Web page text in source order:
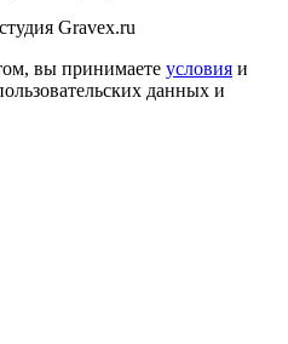
Gravex.ru
вы принимаете условия и
данных и